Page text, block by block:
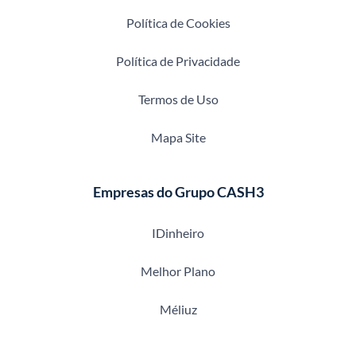
Política de Cookies
Política de Privacidade
Termos de Uso
Mapa Site
Empresas do Grupo CASH3
IDinheiro
Melhor Plano
Méliuz